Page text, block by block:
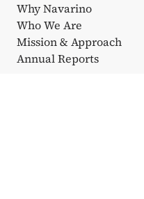
Why Navarino
Who We Are
Mission & Approach
Annual Reports